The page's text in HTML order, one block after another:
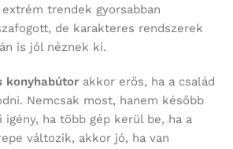
trendek gyorsabban
de karakteres rendszerek
is jól néznek ki.
konyhabútor akkor erős, ha a család
Nemcsak most, hanem később
igény, ha több gép kerül be, ha a
változik, akkor jó, ha van